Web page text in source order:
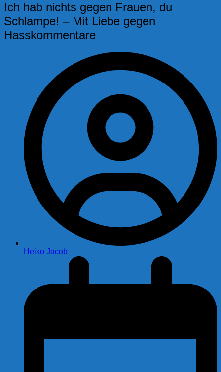
Ich hab nichts gegen Frauen, du
Schlampe! – Mit Liebe gegen
Hasskommentare
Heiko Jacob